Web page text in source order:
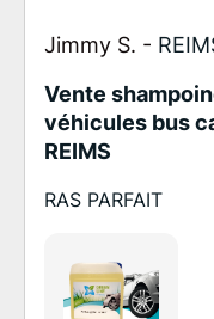
Jimmy S. -
Vente
véhicules bus
REIMS
RAS PARFAIT